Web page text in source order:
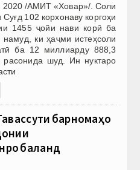
/АМИТ «Ховар»/. Соли
102 корхонаву коргоҳи
1455 ҷойи нави корӣ ба
ки ҳаҷми истеҳсоли
ба 12 миллиарду 888,3
шуд. Ин нуктаро
барномаҳо
баланд